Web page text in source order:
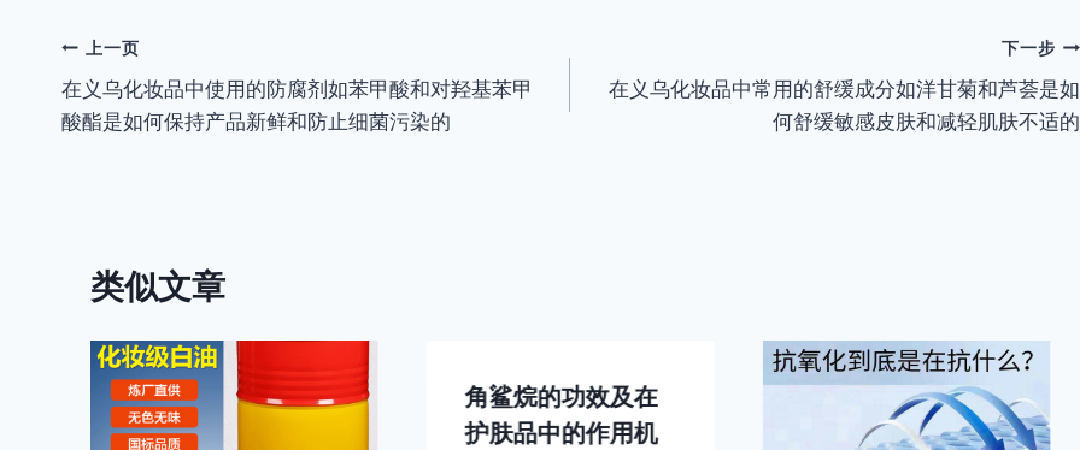
文
章
上一页
在义乌化妆品中使用的防腐剂如苯甲酸和对羟基苯甲
酸酯是如何保持产品新鲜和防止细菌污染的
下一步
在义乌化妆品中常用的舒缓成分如洋甘菊和芦荟是如
何舒缓敏感皮肤和减轻肌肤不适的
类似文章
角鲨烷的功效及在
护肤品中的作用机